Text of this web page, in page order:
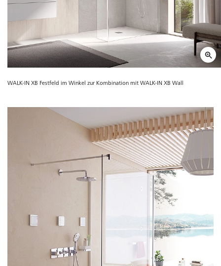
WALK-IN XB Festfeld im Winkel zur Kombination mit WALK-IN XB Wall